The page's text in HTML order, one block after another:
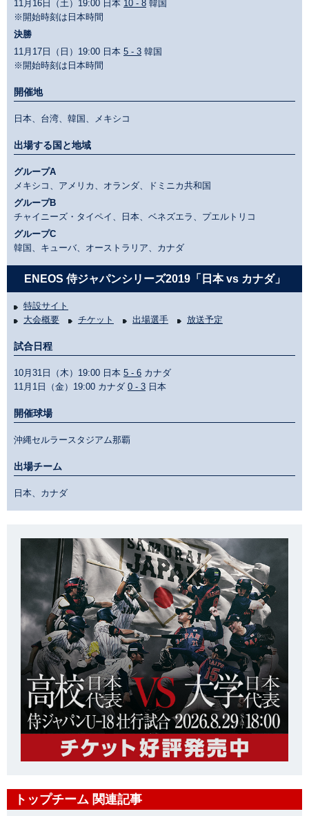
11月16日（土）19:00 日本 10 - 8 韓国
※開始時刻は日本時間
決勝
11月17日（日）19:00 日本 5 - 3 韓国
※開始時刻は日本時間
開催地
日本、台湾、韓国、メキシコ
出場する国と地域
グループA
メキシコ、アメリカ、オランダ、ドミニカ共和国
グループB
チャイニーズ・タイペイ、日本、ベネズエラ、プエルトリコ
グループC
韓国、キューバ、オーストラリア、カナダ
ENEOS 侍ジャパンシリーズ2019「日本 vs カナダ」
特設サイト
大会概要
チケット 出場選手 放送予定
試合日程
10月31日（木）19:00 日本 5 - 6 カナダ
11月1日（金）19:00 カナダ 0 - 3 日本
開催球場
沖縄セルラースタジアム那覇
出場チーム
日本、カナダ
トップチーム 関連記事